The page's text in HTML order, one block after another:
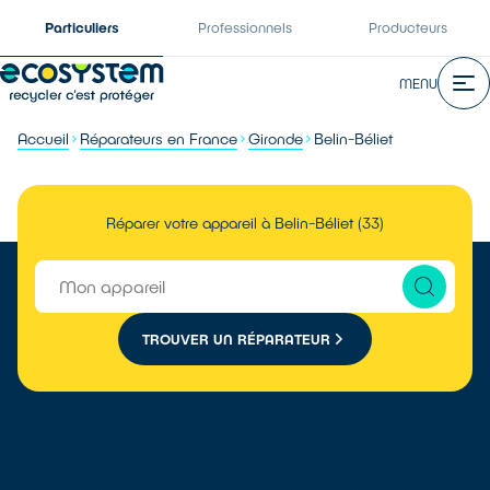
Particuliers Professionnels Producteurs
MENU
Accueil Réparateurs en France Gironde Belin-Béliet
Réparer votre appareil à Belin-Béliet (33)
TROUVER UN RÉPARATEUR